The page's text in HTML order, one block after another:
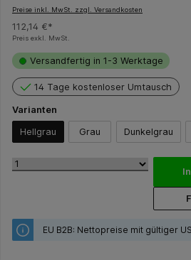
Preise inkl. MwSt. zzgl. Versandkosten
112,14 €*
Preis exkl. MwSt.
Versandfertig in 1-3 Werktage
14 Tage kostenloser Umtausch
Varianten
Hellgrau Grau Dunkelgrau
EU B2B: Nettopreise mit gültiger